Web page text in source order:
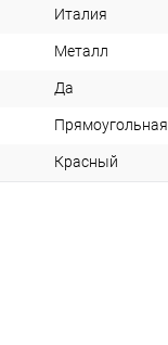
Италия
Металл
Да
Прямоугольная
Красный